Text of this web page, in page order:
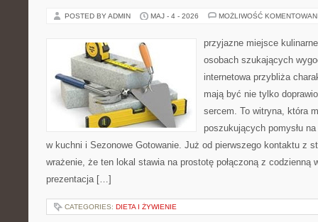
POSTED BY ADMIN MAJ - 4 - 2026 MOŻLIWOŚĆ
przyjazne miejsce
osobach szukających
internetowa przybliża
mają być nie tylko
sercem. To witryna, która
poszukujących pomysłu
w kuchni i Sezonowe Gotowanie. Już od pierwszego kontaktu z
wrażenie, że ten lokal stawia na prostotę połączoną z codzienną
prezentacja […]
CATEGORIES: DIETA I ŻYWIENIE